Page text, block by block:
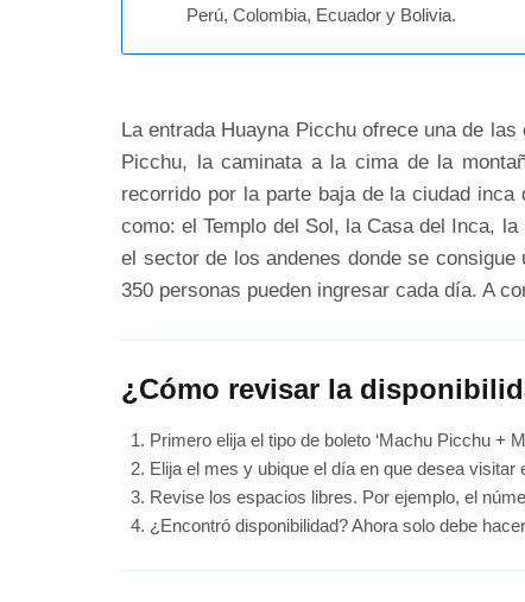
Perú, Colombia, Ecuador y Bolivia.
La entrada Huayna Picchu ofrece una de
Picchu, la caminata a la cima de la
recorrido por la parte baja de la ciudad
como: el Templo del Sol, la Casa del Inca,
el sector de los andenes donde se
350 personas pueden ingresar cada día. A
¿Cómo revisar la
Primero elija el tipo de boleto ‘Machu Picchu +
Elija el mes y ubique el día en que desea visitar
Revise los espacios libres. Por ejemplo, el
¿Encontró disponibilidad? Ahora solo debe